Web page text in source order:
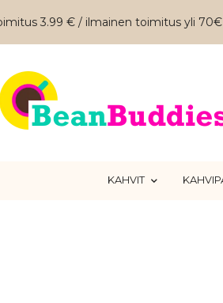
3.99 € / ilmainen toimitus yli 70€
KAHVIT